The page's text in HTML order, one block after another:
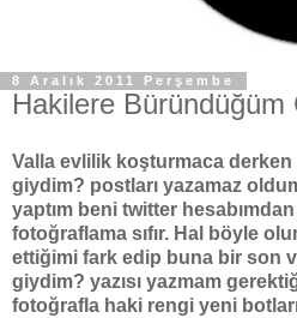
8 Aralık 2011 Perşembe
Hakilere Büründüğüm
Valla evlilik koşturmaca
giydim? postları yazamaz
yaptım beni twitter
fotoğraflama sıfır. Hal böyle
ettiğimi fark edip buna bir son
giydim? yazısı yazmam
fotoğrafla haki rengi yeni